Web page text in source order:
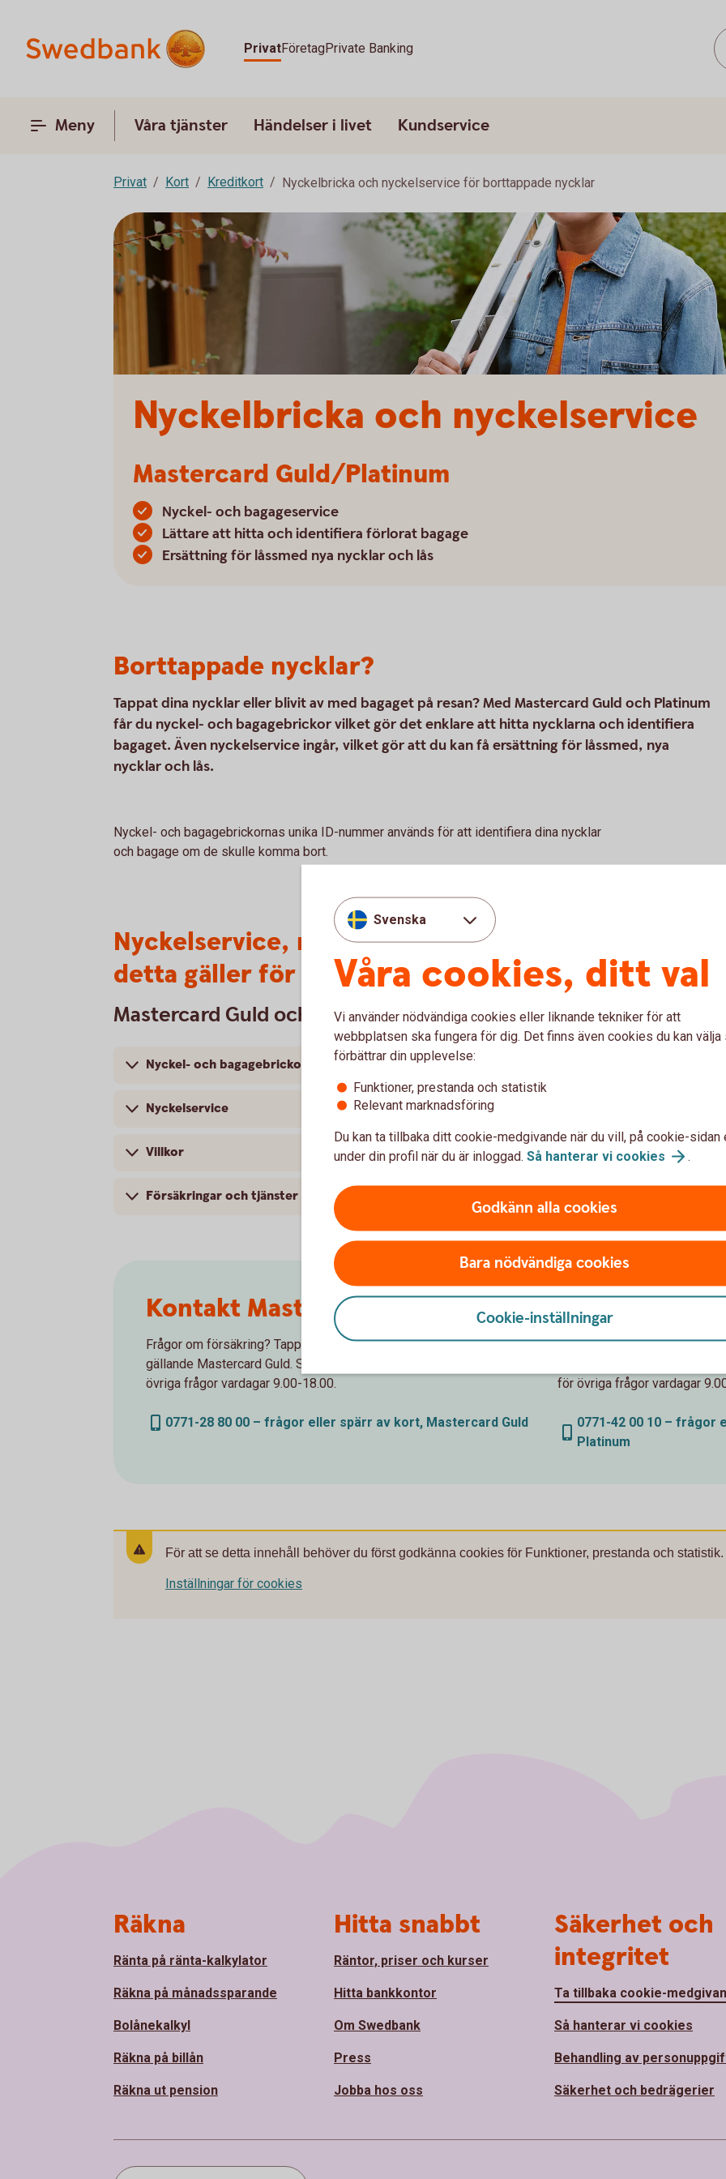
PrivatFöretagPrivate Banking
Meny Våra tjänster Händelser i livet Kundservice
Privat Kort Kreditkort Nyckelbricka och nyckelservice för borttappade nycklar
Nyckelbricka och nyckelservice
Mastercard Guld/Platinum
Nyckel- och bagageservice
Lättare att hitta och identifiera förlorat bagage
Ersättning för låssmed nya nycklar och lås
Borttappade nycklar?
Tappat dina nycklar eller blivit av med bagaget på resan? Med Mastercard Guld och Platinum
får du nyckel- och bagagebrickor vilket gör det enklare att hitta nycklarna och identifiera
bagaget. Även nyckelservice ingår, vilket gör att du kan få ersättning för låssmed, nya
nycklar och lås.
Nyckel- och bagagebrickornas unika ID-nummer används för att identifiera dina nycklar
och bagage om de skulle komma bort.
Nyckelservice, nyckelbricka och bagagebricka –
detta gäller för våra kort
Mastercard Guld och Platinum
Nyckel- och bagagebrickor
Nyckelservice
Villkor
Försäkringar och tjänster
Kontakt Mastercard Guld
Frågor om försäkring? Tappat kortet? Ett nummer för alla frågor
gällande Mastercard Guld. Spärrservice öppet dygnet runt och för
övriga frågor vardagar 9.00-18.00.
0771-28 80 00 – frågor eller spärr av kort, Mastercard Guld
Kontakt
Frågor om försäkring, spärra
gällande Mastercard
för övriga frågor vardagar
0771-42 00 10 – frågor
Platinum
För att se detta innehåll behöver du först godkänna cookies för Funktioner, prestanda och statistik.
Inställningar för cookies
Svenska
Våra cookies, ditt val
Vi använder nödvändiga cookies eller liknande tekniker för att
webbplatsen ska fungera för dig. Det finns även cookies du kan välja
förbättrar din upplevelse:
Funktioner, prestanda och statistik
Relevant marknadsföring
Du kan ta tillbaka ditt cookie-medgivande när du vill, på cookie-sidan
under din profil när du är inloggad. Så hanterar vi cookies .
Godkänn alla cookies
Bara nödvändiga cookies
Cookie-inställningar
Räkna
Ränta på ränta-kalkylator
Räkna på månadssparande
Bolånekalkyl
Räkna på billån
Räkna ut pension
Hitta snabbt
Räntor, priser och kurser
Hitta bankkontor
Om Swedbank
Press
Jobba hos oss
Säkerhet och
integritet
Ta tillbaka cookie-
Så hanterar vi cookies
Behandling av
Säkerhet och bedrägerier